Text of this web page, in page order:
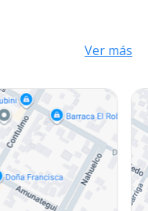
Ver más